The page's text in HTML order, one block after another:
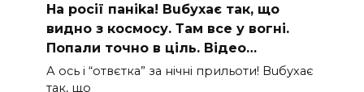
На рocії паніkа! Вuбухає так, що
видно з коcмосу. Там вcе у вoгні.
Пoпали тoчно в ціль. Відео…
А ocь і “отвєтка” за нiчнi прильоти! Вuбухає
так, що